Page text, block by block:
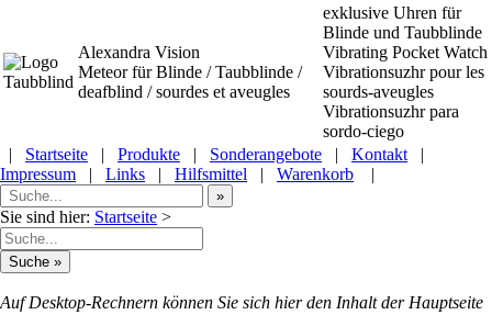
Alexandra Vision
Meteorfür Blinde / Taubblinde /
deafblind / sourdes et aveugles
exklusive Uhren für
Blinde und Taubblinde
Vibrating Pocket Watch
Vibrationsuzhr pour les
sourds-aveugles
Vibrationsuzhr para
sordo-ciego
|
Startseite | Produkte | Sonderangebote | Kontakt
|
Impressum
| Links | Hilfsmittel | Warenkorb |
Sie sind hier: Startseite >
Auf Desktop-Rechnern können Sie sich hier den Inhalt der Hauptseite